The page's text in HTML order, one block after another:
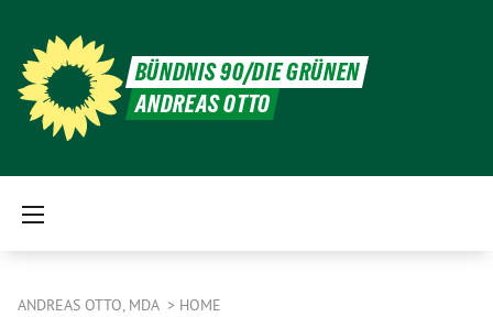
BÜNDNIS 90/DIE GRÜNEN
ANDREAS OTTO
ANDREAS OTTO, MDA HOME